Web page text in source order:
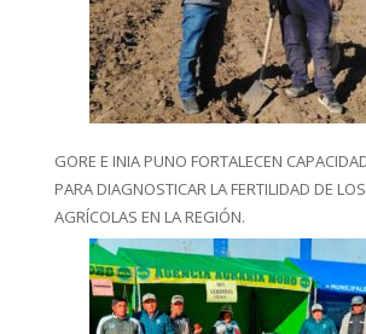
GORE E INIA PUNO FORTALECEN
PARA DIAGNOSTICAR LA FERTILIDAD DE
AGRÍCOLAS EN LA REGIÓN.